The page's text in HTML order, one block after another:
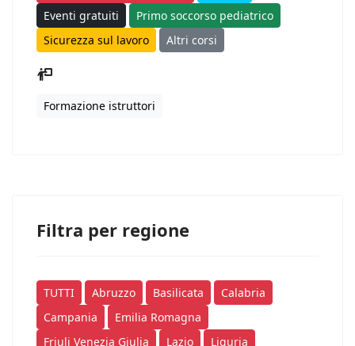
Eventi gratuiti
Primo soccorso pediatrico
Sicurezza sul lavoro
Altri corsi
Formazione istruttori
Filtra per regione
TUTTI Abruzzo Basilicata
Calabria
Campania
Emilia Romagna
Friuli Venezia Giulia
Lazio
Liguria